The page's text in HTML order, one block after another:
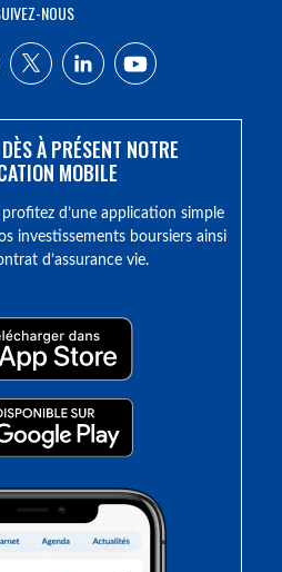
NOUS
À PRÉSENT NOTRE
MOBILE
d’une application simple
investissements boursiers ainsi
d’assurance vie.